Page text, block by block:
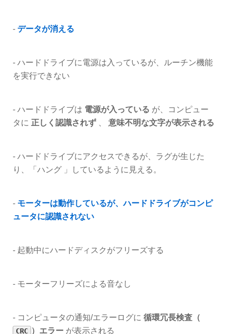
- データが消える
- ハードドライブに電源は入っているが、ルーチン機能
を実行できない
- ハードドライブは 電源が入っている が、コンピュー
タに 正しく認識されず 意味不明な文字が表示される
- ハードドライブにアクセスできるが、ラグが生じた
り、「ハング 」しているように見える。
- モーターは動作しているが、ハードドライブがコンピ
ュータに認識されない
- 起動中にハードディスクがフリーズする
- モーターフリーズによる音なし
- コンピュータの通知/エラーログに 循環冗長検査（
CRC ）エラー が表示される